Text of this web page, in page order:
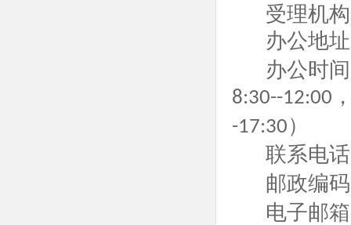
受理机
办公地
办公时
8:30--12:00
-17:30）
联系电
邮政编
电子邮